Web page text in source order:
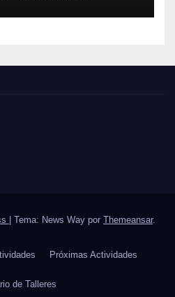
| Tema: News Way por Themeansar.
Próximas Actividades
de Talleres